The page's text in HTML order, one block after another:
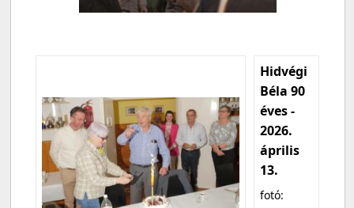
Hidvégi
Béla 90
éves -
2026.
április
13.
fotó: